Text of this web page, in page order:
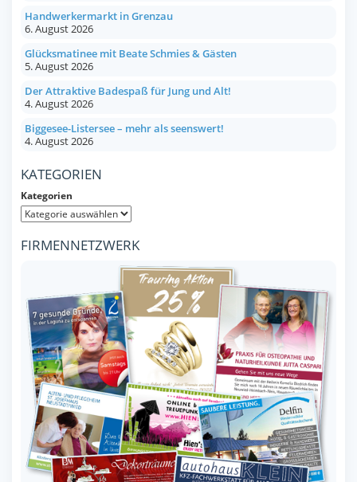
Handwerkermarkt in Grenzau
6. August 2026
Glücksmatinee mit Beate Schmies & Gästen
5. August 2026
Der Attraktive Badespaß für Jung und Alt!
4. August 2026
Biggesee-Listersee – mehr als seenswert!
4. August 2026
KATEGORIEN
Kategorien
FIRMENNETZWERK